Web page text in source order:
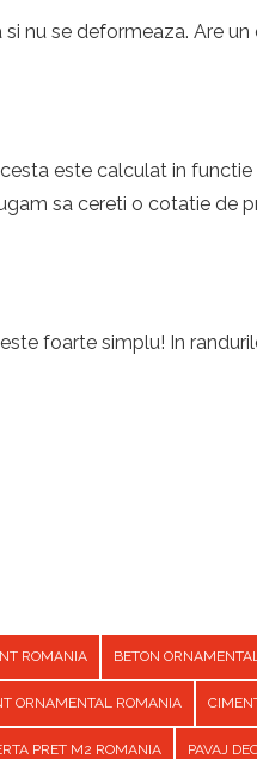
nu se deformeaza. Are
este calculat in
sa cereti o cotatie de
foarte simplu! In
ROMANIA BETON
ORNAMENTAL ROMANIA
PRET M2 ROMANIA PAVAJ